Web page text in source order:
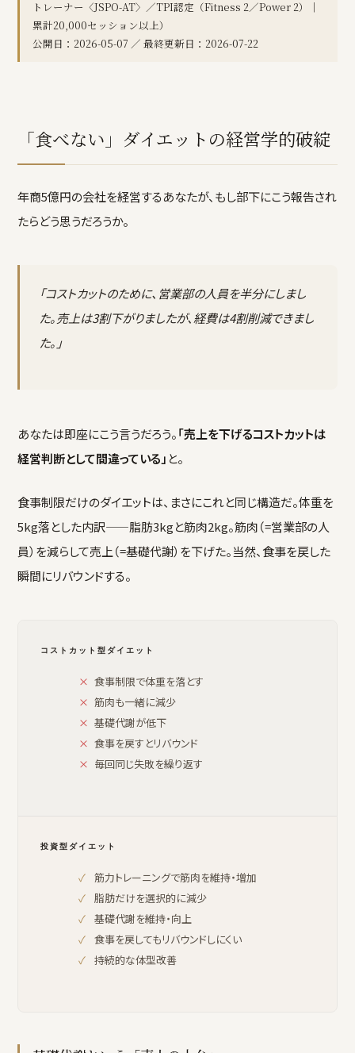
トレーナー〈JSPO-AT〉／TPI認定（Fitness 2／Power 2）｜
累計20,000セッション以上）
公開日：2026-05-07 ／ 最終更新日：2026-07-22
「食べない」ダイエットの経営学的破綻
年商5億円の会社を経営するあなたが、もし部下にこう報告され
たらどう思うだろうか。
「コストカットのために、営業部の人員を半分にしまし
た。売上は3割下がりましたが、経費は4割削減できまし
た。」
あなたは即座にこう言うだろう。「売上を下げるコストカットは
経営判断として間違っている」 と。
食事制限だけのダイエットは、まさにこれと同じ構造だ。体重を
5kg落とした内訳——脂肪3kgと筋肉2kg。筋肉（=営業部の人
員）を減らして売上（=基礎代謝）を下げた。当然、食事を戻した
瞬間にリバウンドする。
コストカット型ダイエット
食事制限で体重を落とす
筋肉も一緒に減少
基礎代謝が低下
食事を戻すとリバウンド
毎回同じ失敗を繰り返す
投資型ダイエット
筋力トレーニングで筋肉を維持・増加
脂肪だけを選択的に減少
基礎代謝を維持・向上
食事を戻してもリバウンドしにくい
持続的な体型改善